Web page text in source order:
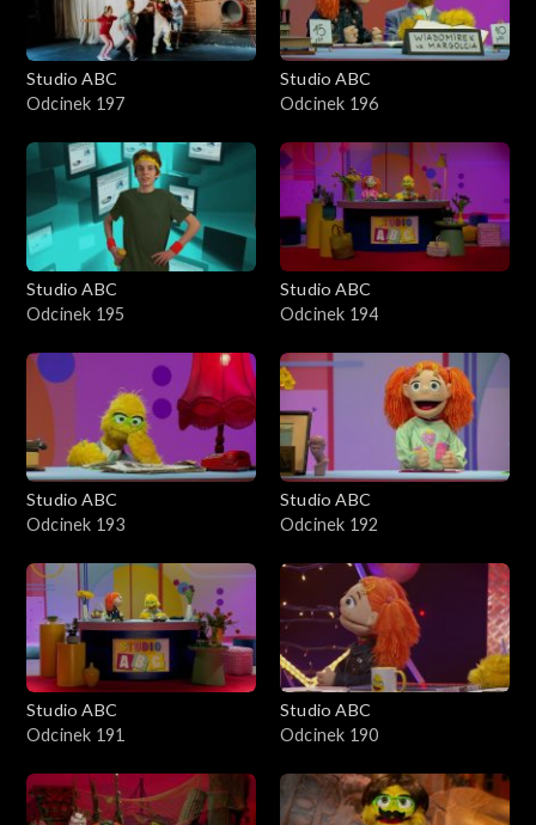
Studio ABC
Odcinek 197
Studio ABC
Odcinek 196
Studio ABC
Odcinek 195
Studio ABC
Odcinek 194
Studio ABC
Odcinek 193
Studio ABC
Odcinek 192
Studio ABC
Odcinek 191
Studio ABC
Odcinek 190